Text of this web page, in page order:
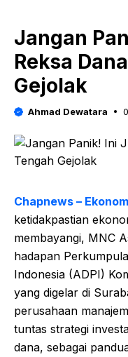
Jangan
Reksa
Gejolak
Ahmad Dewatara
Chapnews –
ketidakpastian
membayangi, MNC
hadapan
Indonesia (ADPI)
yang digelar di
perusahaan
tuntas strategi
dana, sebagai